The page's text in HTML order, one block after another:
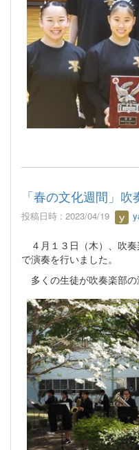
「春の文化週間」
投稿日時 : 2023/04/19
４月１３日（木）、吹
で演奏を行いました。
多くの生徒が吹奏楽部の